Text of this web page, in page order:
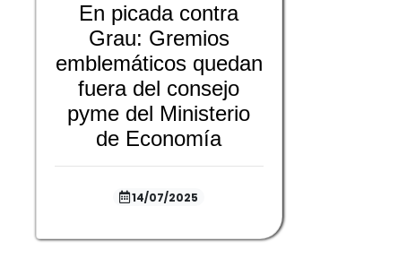
En picada contra
Grau: Gremios
emblemáticos quedan
fuera del consejo
pyme del Ministerio
de Economía
14/07/2025